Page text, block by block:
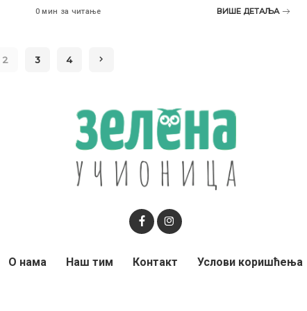
0 мин за читање ВИШЕ ДЕТАЉА
2 3 4
О нама Наш тим Контакт Услови коришћења